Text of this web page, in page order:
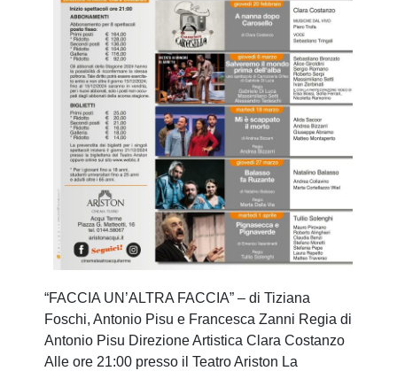
“FACCIA UN’ALTRA FACCIA” – di Tiziana
Foschi, Antonio Pisu e Francesca Zanni Regia di
Antonio Pisu Direzione Artistica Clara Costanzo
Alle ore 21:00 presso il Teatro Ariston La